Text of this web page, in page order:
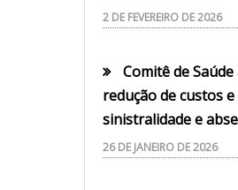
2 DE FEVEREIRO DE 2026
Comitê de
redução de custos
sinistralidade e
26 DE JANEIRO DE 2026